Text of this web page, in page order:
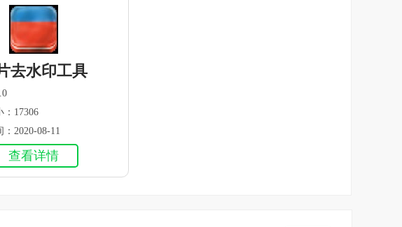
去水印工具
：17306
：2020-08-11
查看详情